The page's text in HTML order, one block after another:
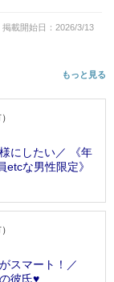
掲載開始日：2026/3/13
もっと見る
にしたい／ 《年
な男性限定》
スマート！／
彼氏♥